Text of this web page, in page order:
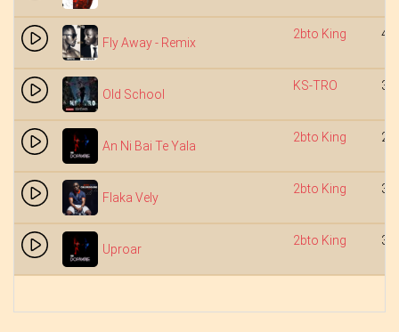
Fly Away - Remix
2bto King
Old School
KS-TRO
An Ni Bai Te Yala
2bto King
Flaka Vely
2bto King
Uproar
2bto King